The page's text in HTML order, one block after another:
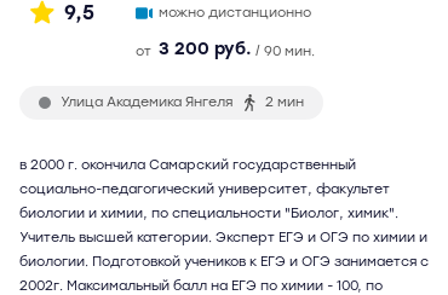
9,5
можно дистанционно
от 3 200 руб. / 90 мин.
Улица Академика Янгеля 2 мин
в 2000 г. окончила Самарский государственный
социально-педагогический университет, факультет
биологии и химии, по специальности "Биолог, химик".
Учитель высшей категории. Эксперт ЕГЭ и ОГЭ по химии и
биологии. Подготовкой учеников к ЕГЭ и ОГЭ занимается с
2002г. Максимальный балл на ЕГЭ по химии - 100, по